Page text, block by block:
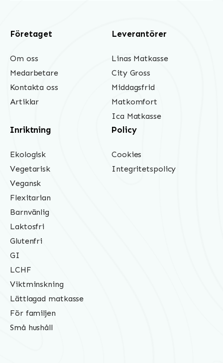
Företaget
Om oss
Medarbetare
Kontakta oss
Artiklar
Leverantörer
Linas Matkasse
City Gross
Middagsfrid
Matkomfort
Ica Matkasse
Inriktning
Ekologisk
Vegetarisk
Vegansk
Flexitarian
Barnvänlig
Laktosfri
Glutenfri
GI
LCHF
Viktminskning
Lättlagad matkasse
För familjen
Små hushåll
Policy
Cookies
Integritetspolicy